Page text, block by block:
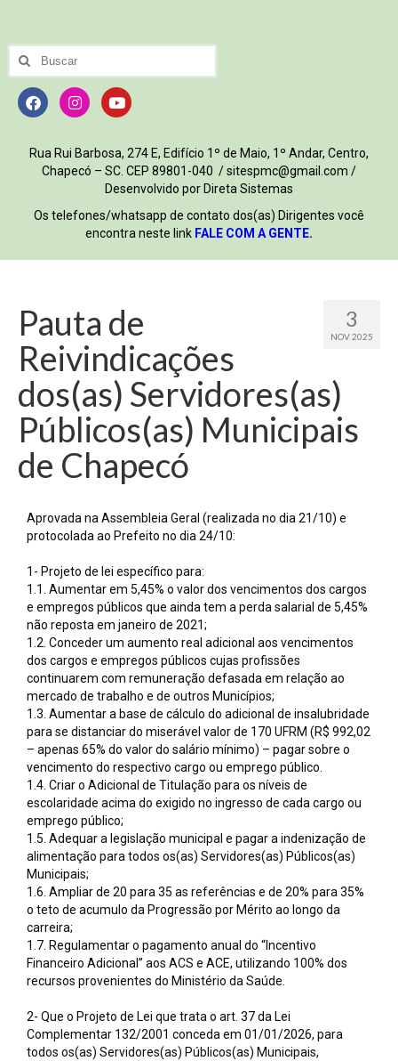
Rua Rui Barbosa, 274 E, Edifício 1º de Maio, 1º Andar, Centro,
Chapecó – SC. CEP 89801-040 / sitespmc@gmail.com /
Desenvolvido por Direta Sistemas
Os telefones/whatsapp de contato dos(as) Dirigentes você
encontra neste link FALE COM A GENTE.
3
NOV 2025
Pauta de
Reivindicações
dos(as) Servidores(as)
Públicos(as) Municipais
de Chapecó
Aprovada na Assembleia Geral (realizada no dia 21/10) e
protocolada ao Prefeito no dia 24/10:
1- Projeto de lei específico para:
1.1. Aumentar em 5,45% o valor dos vencimentos dos cargos
e empregos públicos que ainda tem a perda salarial de 5,45%
não reposta em janeiro de 2021;
1.2. Conceder um aumento real adicional aos vencimentos
dos cargos e empregos públicos cujas profissões
continuarem com remuneração defasada em relação ao
mercado de trabalho e de outros Municípios;
1.3. Aumentar a base de cálculo do adicional de insalubridade
para se distanciar do miserável valor de 170 UFRM (R$ 992,02
– apenas 65% do valor do salário mínimo) – pagar sobre o
vencimento do respectivo cargo ou emprego público.
1.4. Criar o Adicional de Titulação para os níveis de
escolaridade acima do exigido no ingresso de cada cargo ou
emprego público;
1.5. Adequar a legislação municipal e pagar a indenização de
alimentação para todos os(as) Servidores(as) Públicos(as)
Municipais;
1.6. Ampliar de 20 para 35 as referências e de 20% para 35%
o teto de acumulo da Progressão por Mérito ao longo da
carreira;
1.7. Regulamentar o pagamento anual do “Incentivo
Financeiro Adicional” aos ACS e ACE, utilizando 100% dos
recursos provenientes do Ministério da Saúde.
2- Que o Projeto de Lei que trata o art. 37 da Lei
Complementar 132/2001 conceda em 01/01/2026, para
todos os(as) Servidores(as) Públicos(as) Municipais,